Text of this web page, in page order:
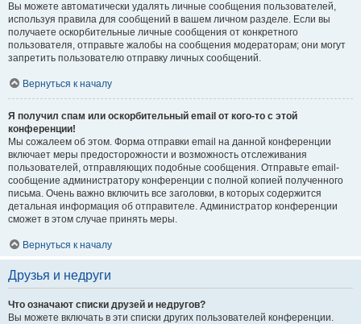
Вы можете автоматически удалять личные сообщения пользователей,
используя правила для сообщений в вашем личном разделе. Если вы
получаете оскорбительные личные сообщения от конкретного
пользователя, отправьте жалобы на сообщения модераторам; они могут
запретить пользователю отправку личных сообщений.
Вернуться к началу
Я получил спам или оскорбительный email от кого-то с этой
конференции!
Мы сожалеем об этом. Форма отправки email на данной конференции
включает меры предосторожности и возможность отслеживания
пользователей, отправляющих подобные сообщения. Отправьте email-
сообщение администратору конференции с полной копией полученного
письма. Очень важно включить все заголовки, в которых содержится
детальная информация об отправителе. Администратор конференции
сможет в этом случае принять меры.
Вернуться к началу
Друзья и недруги
Что означают списки друзей и недругов?
Вы можете включать в эти списки других пользователей конференции.